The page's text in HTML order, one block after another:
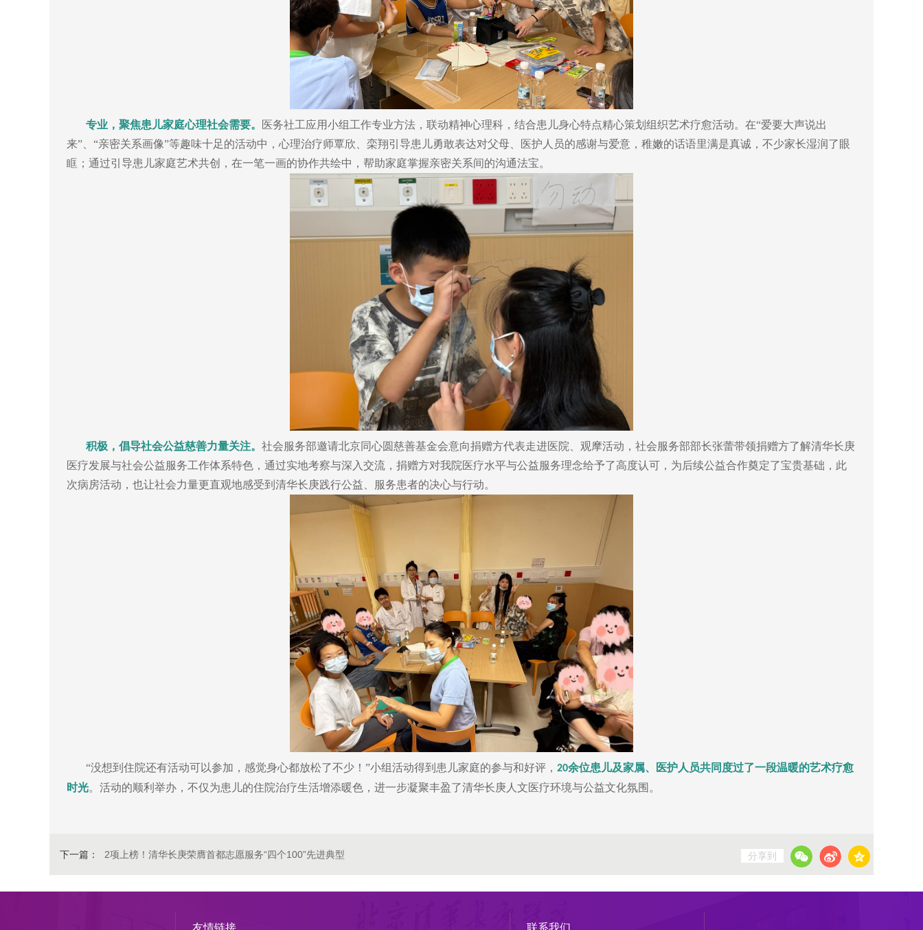
专业，聚焦患儿家庭心理社会需要。
医务社工应用小组工作专业方法，联动精神心理科，结合患儿身心特点精心策划组织艺术疗愈活动。在“爱要大声说出
来”、“亲密关系画像”等趣味十足的活动中，心理治疗师覃欣、栾翔引导患儿勇敢表达对父母、医护人员的感谢与爱意，稚嫩的话语里满是真诚，不少家长湿润了眼
眶；通过引导患儿家庭艺术共创，在一笔一画的协作共绘中，帮助家庭掌握亲密关系间的沟通法宝。
积极，倡导社会公益慈善力量关注。 社会服务部邀请北京同心圆慈善基金会意向捐赠方代表走进医院、观摩活动，社会服务部部长张蕾带领捐赠方了解清华长庚
医疗发展与社会公益服务工作体系特色，通过实地考察与深入交流，捐赠方对我院医疗水平与公益服务理念给予了高度认可，为后续公益合作奠定了宝贵基础，此
次病房活动，也让社会力量更直观地感受到清华长庚践行公益、服务患者的决心与行动。
“没想到住院还有活动可以参加，感觉身心都放松了不少！”小组活动得到患儿家庭的参与和好评， 20余位患儿及家属、医护人员共同度过了一段温暖的艺术疗愈
时光。活动的顺利举办，不仅为患儿的住院治疗生活增添暖色，进一步凝聚丰盈了清华长庚人文医疗环境与公益文化氛围。
下一篇： 2项上榜！清华长庚荣膺首都志愿服务“四个100”先进典型 分享到
友情链接 联系我们